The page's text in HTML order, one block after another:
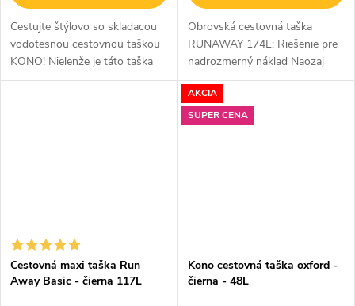
Cestujte štýlovo so skladacou
vodotesnou cestovnou taškou
KONO! Nielenže je táto taška
ideálna na krátke cesty a
Obrovská cestovná taška
RUNAWAY 174L: Riešenie pre
nadrozmerný náklad Naozaj
veľká cestovná taška v
elegantnom čiernom prevedení
s kontrastnými detailmi, do
Cestovná maxi taška Run
Away Basic - čierna 117L
AKCIA
SUPER CENA
Kono cestovná taška oxford -
čierna - 48L